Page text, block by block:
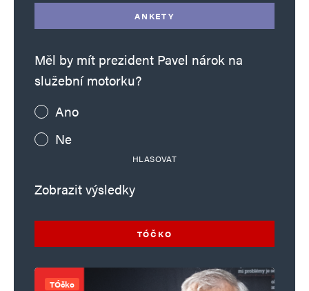
ANKETY
Měl by mít prezident Pavel nárok na
služební motorku?
Ano
Ne
HLASOVAT
Zobrazit výsledky
TÓČKO
TÓčko